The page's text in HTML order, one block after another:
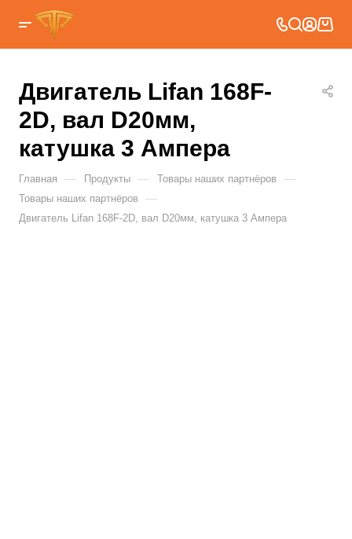
Двигатель Lifan 168F-
2D, вал D20мм,
катушка 3 Ампера
Главная — Продукты — Товары наших партнёров —
Товары наших партнёров —
Двигатель Lifan 168F-2D, вал D20мм, катушка 3 Ампера